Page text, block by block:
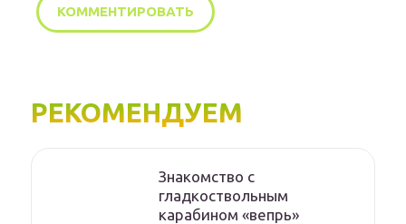
РЕКОМЕНДУЕМ
Знакомство с
гладкоствольным
карабином «вепрь»